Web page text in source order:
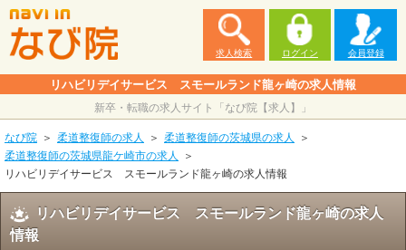
求人検索 ログイン 会員登録
リハビリデイサービス スモールランド龍ヶ崎の求人情報
新卒・転職の求人サイト「なび院【求人】」
なび院
柔道整復師の求人
柔道整復師の茨城県の求人
柔道整復師の茨城県龍ケ崎市の求人
リハビリデイサービス スモールランド龍ヶ崎の求人情報
リハビリデイサービス スモールランド龍ヶ崎の求人
情報